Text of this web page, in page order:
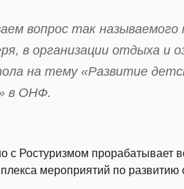
вопрос так называемого
в организации отдыха и
на тему «Развитие
в ОНФ.
с Ростуризмом прорабатывает
мероприятий по